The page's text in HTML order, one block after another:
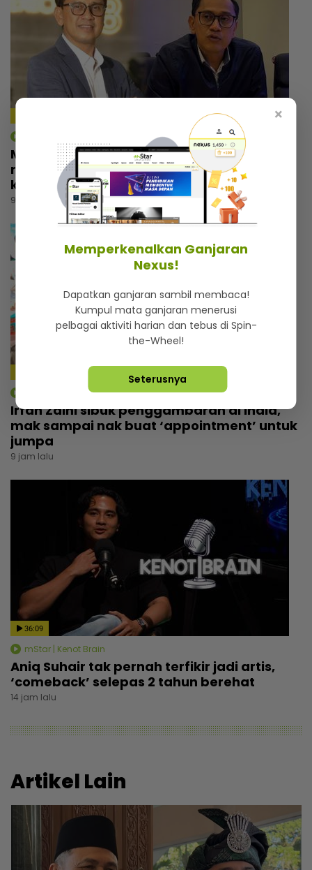
Macam tak percaya umur dah 57 tahun,
rupanya ini amalan mudah Rashdan Baba
kekal awet muda
9 jam lalu
mStar | Hiburan
Irfan Zaini sibuk penggambaran di India,
mak sampai nak buat ‘appointment’ untuk
jumpa
9 jam lalu
36:09
mStar | Kenot Brain
Aniq Suhair tak pernah terfikir jadi artis,
‘comeback’ selepas 2 tahun berehat
14 jam lalu
Artikel Lain
×
Memperkenalkan Ganjaran
Nexus!
Dapatkan ganjaran sambil membaca!
Kumpul mata ganjaran menerusi
pelbagai aktiviti harian dan tebus di Spin-
the-Wheel!
Seterusnya